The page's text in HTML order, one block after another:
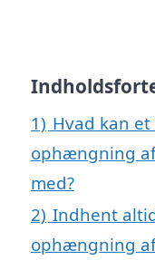
1) Hvad kan
ophængning
med?
2) Indhent
ophængning